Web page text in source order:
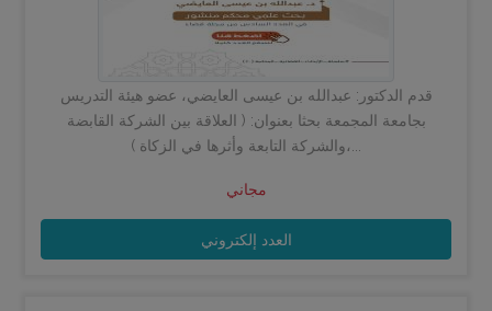
قدم الدكتور: عبدالله بن عيسى العايضي، عضو هيئة التدريس
بجامعة المجمعة بحثا بعنوان: ( العلاقة بين الشركة القابضة
والشركة التابعة وأثرها في الزكاة )،...
مجاني
العدد إلكتروني